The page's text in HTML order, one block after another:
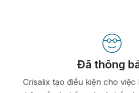
Đã thông
Crisalix tạo điều kiện cho